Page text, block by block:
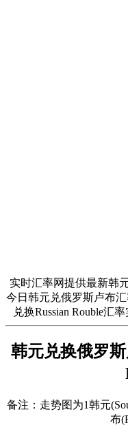
实时汇率网提供最新韩
今日韩元兑俄罗斯卢布汇
兑换Russian Rouble汇
韩元兑换俄罗
备注：走势图为1韩元
布